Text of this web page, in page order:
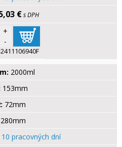
€s DPH
+
-
2000ml
153mm
72mm
280mm
pracovných dní